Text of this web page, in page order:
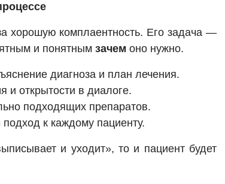
хорошую комплаентность. Его задача —
и понятным зачем оно нужно.
диагноза и план лечения.
и открытости в диалоге.
подходящих препаратов.
к каждому пациенту.
и уходит», то и пациент будет